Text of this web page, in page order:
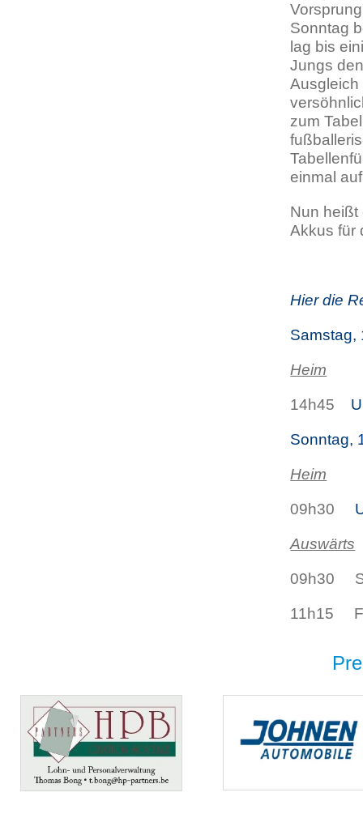
Sonntag
lag bis
Jungs
Ausgleich
zum
einmal
Nun heißt
Akkus für
Hier die
Samstag,
Heim
14h45
Sonntag,
Heim
09h30
Auswärts
09h30
11h15